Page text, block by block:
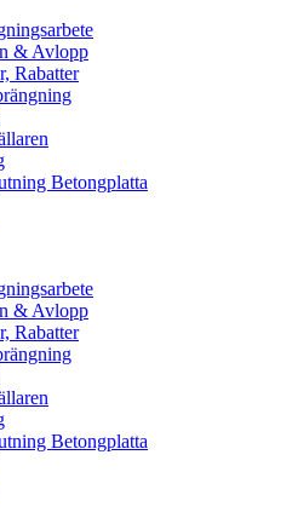
& Avlopp
Rabatter
Betongplatta
& Avlopp
Rabatter
Betongplatta